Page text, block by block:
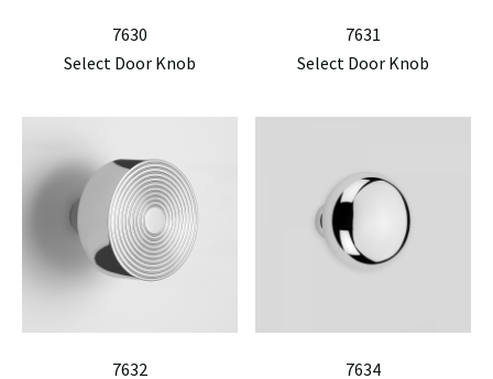
7630
Select Door Knob
7631
Select Door Knob
7632
7634